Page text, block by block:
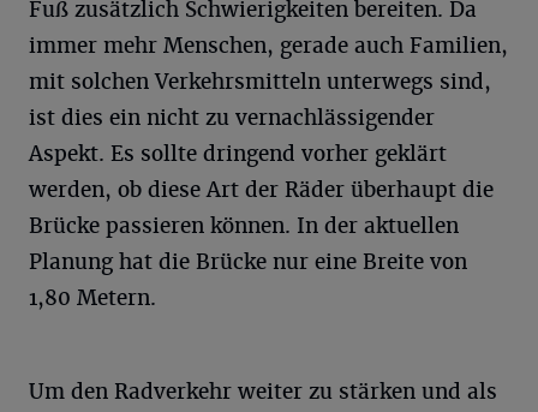
Fuß zusätzlich Schwierigkeiten bereiten. Da
immer mehr Menschen, gerade auch Familien,
mit solchen Verkehrsmitteln unterwegs sind,
ist dies ein nicht zu vernachlässigender
Aspekt. Es sollte dringend vorher geklärt
werden, ob diese Art der Räder überhaupt die
Brücke passieren können. In der aktuellen
Planung hat die Brücke nur eine Breite von
1,80 Metern.
Um den Radverkehr weiter zu stärken und als